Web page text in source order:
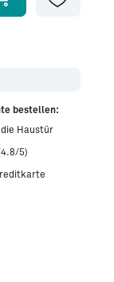
bestellen:
Haustür
5)